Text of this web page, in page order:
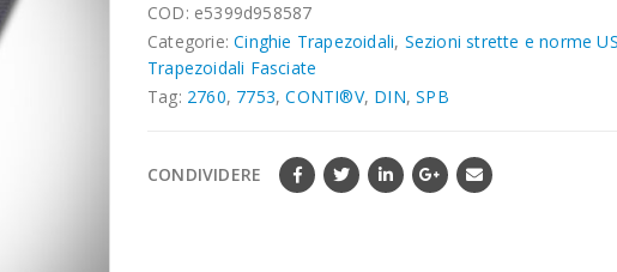
COD: e5399d958587
Categorie:Cinghie Trapezoidali, Sezioni strette e norme
Trapezoidali Fasciate
Tag: 2760, 7753,CONTI®V, DIN,SPB
CONDIVIDERE